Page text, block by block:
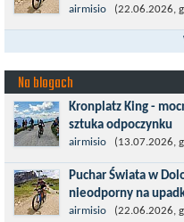
Czerwiec w moim
wymagający etap i cel
maratonie MTB w
airmisio (22.06.2026,
Na blogach
Kronplatz King -
sztuka odpoczynku
Kronplatz King, epicki
włoskich Alpach –
dystansie 60 km, ze...
airmisio (13.07.2026,
Puchar Świata w
nieodporny na
Czerwiec w moim
airmisio (22.06.2026,